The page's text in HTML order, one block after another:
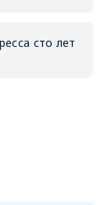
сто лет